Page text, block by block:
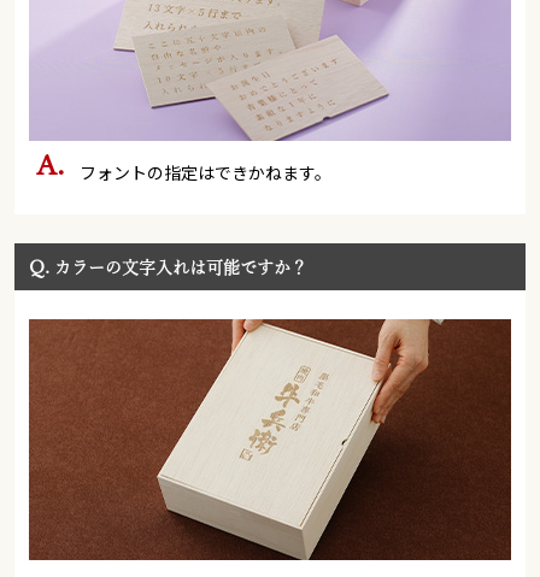
フォントの指定はできかねます。
Q. カラーの文字入れは可能ですか？